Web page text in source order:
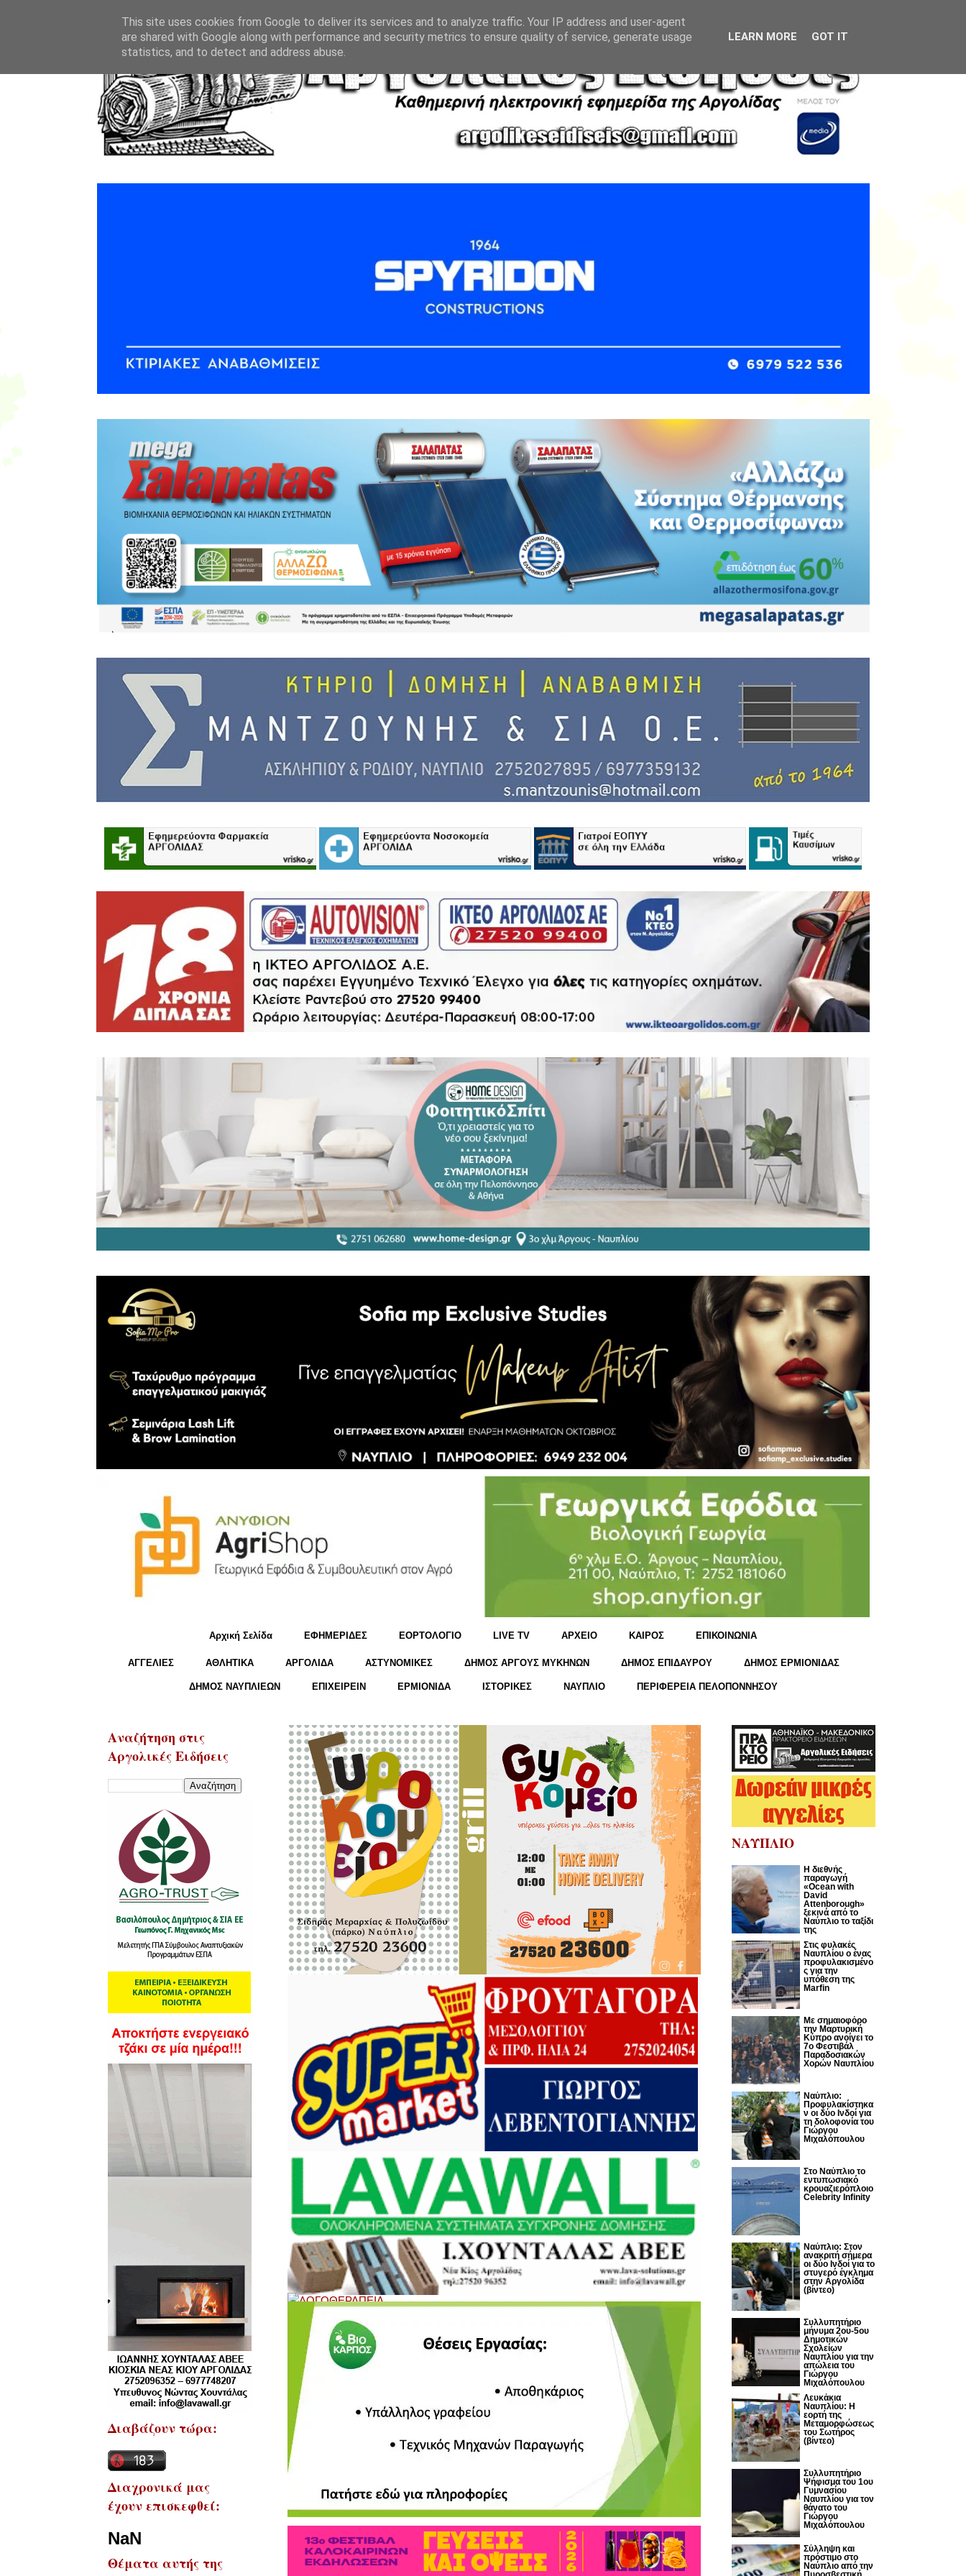
Αρχική Σελίδα ΕΦΗΜΕΡΙΔΕΣ ΕΟΡΤΟΛΟΓΙΟ LIVE TV ΑΡΧΕΙΟ KΑΙΡΟΣ ΕΠΙΚΟΙΝΩΝΙΑ
ΑΓΓΕΛΙΕΣ ΑΘΛΗΤΙΚΑ ΑΡΓΟΛΙΔΑ ΑΣΤΥΝΟΜΙΚΕΣ ΔΗΜΟΣ ΑΡΓΟΥΣ ΜΥΚΗΝΩΝ ΔΗΜΟΣ ΕΠΙΔΑΥΡΟΥ ΔΗΜΟΣ ΕΡΜΙΟΝΙΔΑΣ
ΔΗΜΟΣ ΝΑΥΠΛΙΕΩΝ ΕΠΙΧΕΙΡΕΙΝ ΕΡΜΙΟΝΙΔΑ ΙΣΤΟΡΙΚΕΣ ΝΑΥΠΛΙΟ ΠΕΡΙΦΕΡΕΙΑ ΠΕΛΟΠΟΝΝΗΣΟΥ
Αναζήτηση στις
Αργολικές Ειδήσεις
Διαβάζουν τώρα:
Διαχρονικά μας
έχουν επισκεφθεί:
NaN
Θέματα αυτής της
ΝΑΥΠΛΙΟ
Η διεθνής
παραγωγή
«Ocean with
David
Attenborough»
ξεκινά από το
Ναύπλιο το ταξίδι
της
Στις φυλακές
Ναυπλίου ο ένας
προφυλακισμένο
ς για την
υπόθεση της
Marfin
Με σημαιοφόρο
την Μαρτυρική
Κύπρο ανοίγει το
7ο Φεστιβάλ
Παραδοσιακών
Χορών Ναυπλίου
Ναύπλιο:
Προφυλακίστηκα
ν οι δύο Ινδοί για
τη δολοφονία του
Γιώργου
Μιχαλόπουλου
Στο Ναύπλιο το
εντυπωσιακό
κρουαζιερόπλοιο
Celebrity Infinity
Nαύπλιο: Στον
ανακριτή σήμερα
οι δύο Ινδοί για το
στυγερό έγκλημα
στην Αργολίδα
(βίντεο)
Συλλυπητήριο
μήνυμα 2ου-5ου
Δημοτικών
Σχολείων
Ναυπλίου για την
απώλεια του
Γιώργου
Μιχαλόπουλου
Λευκάκια
Ναυπλίου: Η
εορτή της
Μεταμορφώσεως
του Σωτήρος
(βίντεο)
Συλλυπητήριο
Ψήφισμα του 1ου
Γυμνασίου
Ναυπλίου για τον
θάνατο του
Γιώργου
Μιχαλόπουλου
Σύλληψη και
πρόστιμο στο
Ναύπλιο από την
This site uses cookies from Google to deliver its services and to analyze traffic. Your IP address and user-agent
are shared with Google along with performance and security metrics to ensure quality of service, generate usage
statistics, and to detect and address abuse.
LEARN MORE GOT IT